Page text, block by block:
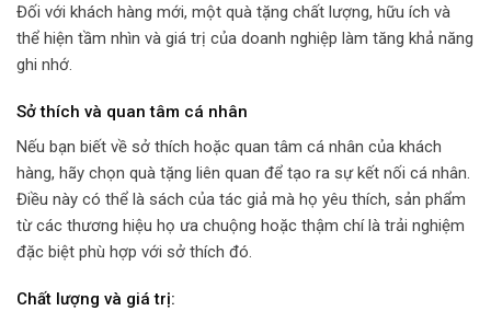
Đối với khách hàng mới, một quà tặng chất lượng, hữu ích và
thể hiện tầm nhìn và giá trị của doanh nghiệp làm tăng khả năng
ghi nhớ.
Sở thích và quan tâm cá nhân
Nếu bạn biết về sở thích hoặc quan tâm cá nhân của khách
hàng, hãy chọn quà tặng liên quan để tạo ra sự kết nối cá nhân.
Điều này có thể là sách của tác giả mà họ yêu thích, sản phẩm
từ các thương hiệu họ ưa chuộng hoặc thậm chí là trải nghiệm
đặc biệt phù hợp với sở thích đó.
Chất lượng và giá trị: